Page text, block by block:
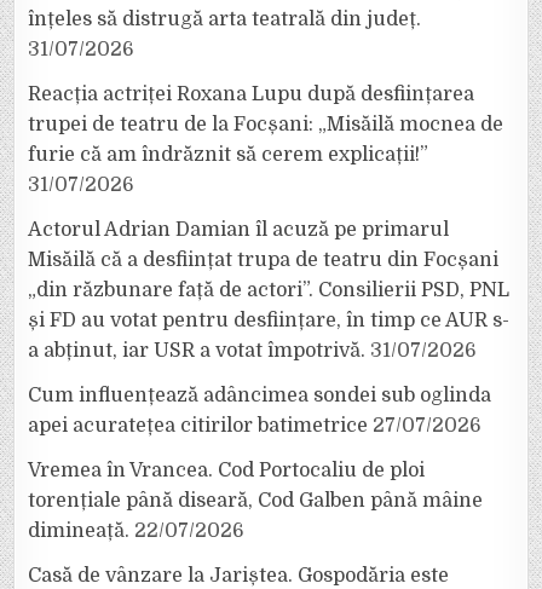
înțeles să distrugă arta teatrală din județ.
31/07/2026
Reacția actriței Roxana Lupu după desființarea
trupei de teatru de la Focșani: „Misăilă mocnea de
furie că am îndrăznit să cerem explicații!”
31/07/2026
Actorul Adrian Damian îl acuză pe primarul
Misăilă că a desființat trupa de teatru din Focșani
„din răzbunare față de actori”. Consilierii PSD, PNL
și FD au votat pentru desființare, în timp ce AUR s-
a abținut, iar USR a votat împotrivă. 31/07/2026
Cum influențează adâncimea sondei sub oglinda
apei acuratețea citirilor batimetrice 27/07/2026
Vremea în Vrancea. Cod Portocaliu de ploi
torențiale până diseară, Cod Galben până mâine
dimineață. 22/07/2026
Casă de vânzare la Jariștea. Gospodăria este